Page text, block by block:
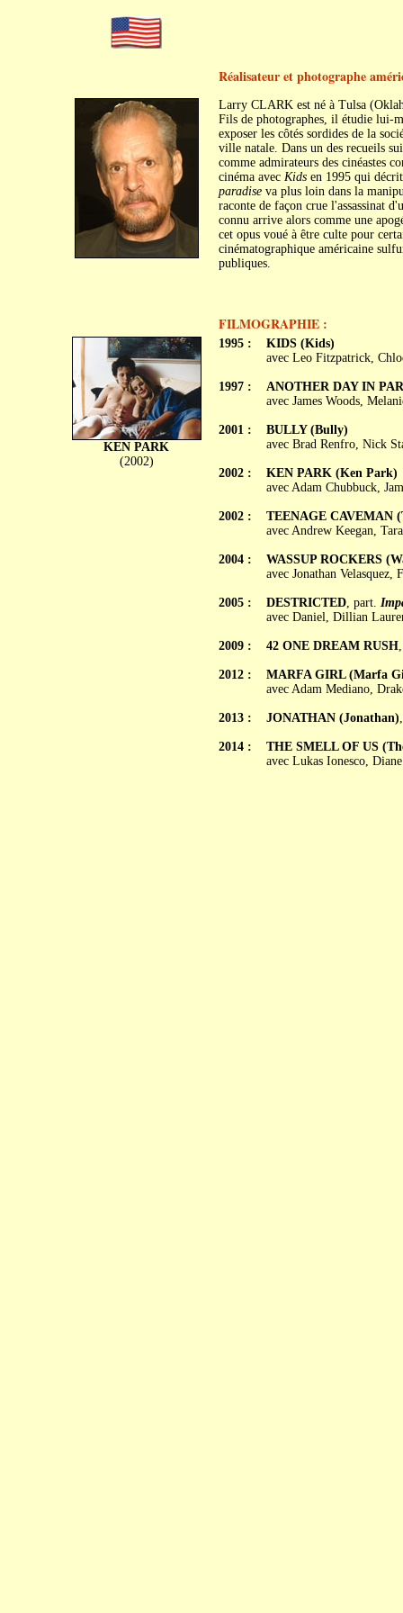
Réalisateur et photographe
Larry CLARK est né à Tulsa
Fils de photographes, il étudie lui-
exposer les côtés sordides de la
ville natale. Dans un des recueils
comme admirateurs des cinéastes
cinéma avec Kidsen 1995 qui décrit
paradiseva plus loin dans la
raconte de façon crue l'assassinat
connu arrive alors comme une
cet opus voué à être culte pour
cinématographique américaine
publiques.
FILMOGRAPHIE :
KEN PARK
(2002)
1995 :
1997 :
2001 :
2002 :
2002 :
2004 :
2005 :
2009 :
2012 :
2013 :
2014 :
KIDS (Kids)
avec Leo Fitzpatrick,
ANOTHER DAY IN
avec James Woods,
BULLY (Bully)
avec Brad Renfro, Nick
KEN PARK (Ken Park)
avec Adam Chubbuck,
TEENAGE CAVEMAN
avec Andrew Keegan,
WASSUP ROCKERS
avec Jonathan Velasquez,
DESTRICTED, part.
avec Daniel, Dillian
42 ONE DREAM RUSH
MARFA GIRL (Marfa
avec Adam Mediano,
JONATHAN (Jonathan)
THE SMELL OF US
avec Lukas Ionesco,